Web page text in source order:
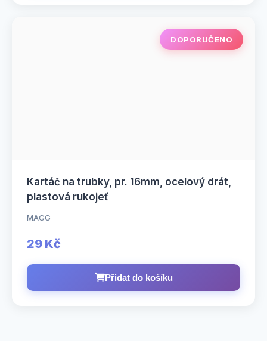
DOPORUČENO
Kartáč na trubky, pr. 16mm, ocelový drát,
plastová rukojeť
MAGG
29 Kč
Přidat do košíku